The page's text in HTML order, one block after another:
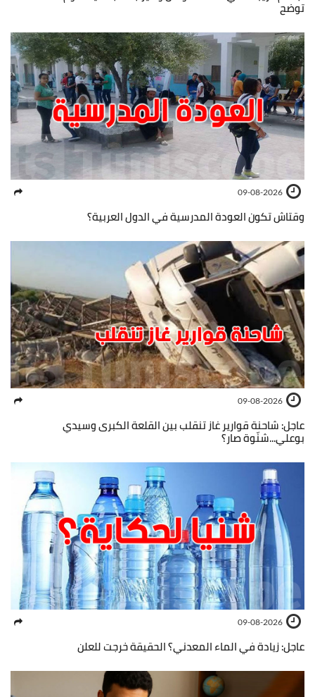
توضح
09-08-2026
وقتاش تكون العودة المدرسية في الدول العربية؟
09-08-2026
عاجل: شاحنة قوارير غاز تنقلب بين القلعة الكبرى وسيدي
بوعلي...شنّوة صار؟
09-08-2026
عاجل: زيادة في الماء المعدني؟ الحقيقة خرجت للعلن